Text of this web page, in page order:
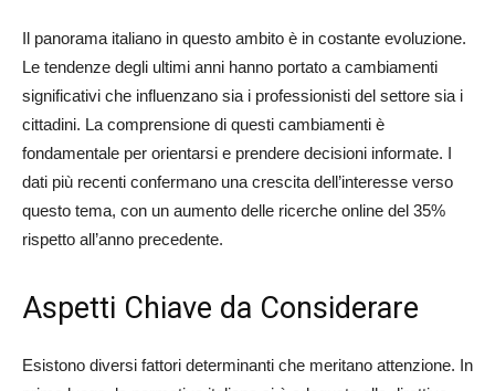
Il panorama italiano in questo ambito è in costante evoluzione.
Le tendenze degli ultimi anni hanno portato a cambiamenti
significativi che influenzano sia i professionisti del settore sia i
cittadini. La comprensione di questi cambiamenti è
fondamentale per orientarsi e prendere decisioni informate. I
dati più recenti confermano una crescita dell’interesse verso
questo tema, con un aumento delle ricerche online del 35%
rispetto all’anno precedente.
Aspetti Chiave da Considerare
Esistono diversi fattori determinanti che meritano attenzione. In